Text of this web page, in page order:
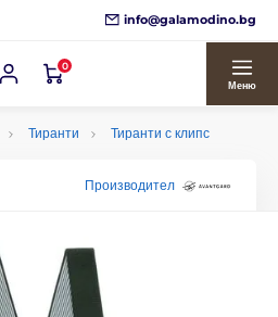
info@galamodino.bg
0
Меню
Тиранти Тиранти с клипс
Производител